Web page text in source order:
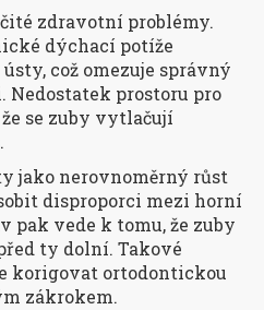
zdravotní problémy.
dýchací potíže
což omezuje správný
prostoru pro
se zuby vytlačují
jako nerovnoměrný růst
disproporci mezi horní
pak vede k tomu, že zuby
ty dolní. Takové
korigovat ortodontickou
zákrokem.